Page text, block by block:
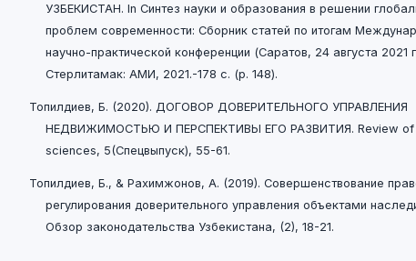
УЗБЕКИСТАН. In Синтез науки и образования в решении
проблем современности: Сборник статей по итогам
научно-практической конференции (Саратов, 24 августа 2021
Стерлитамак: АМИ, 2021.-178 с. (p. 148).
Топилдиев, Б. (2020). ДОГОВОР ДОВЕРИТЕЛЬНОГО УПРАВЛЕНИЯ
НЕДВИЖИМОСТЬЮ И ПЕРСПЕКТИВЫ ЕГО РАЗВИТИЯ. Review of
sciences, 5(Спецвыпуск), 55-61.
Топилдиев, Б., & Рахимжонов, A. (2019). Совершенствование
регулирования доверительного управления объектами
Обзор законодательства Узбекистана, (2), 18-21.